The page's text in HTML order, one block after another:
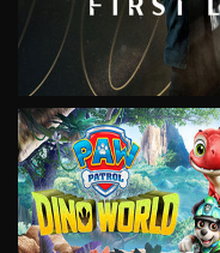
VIEW